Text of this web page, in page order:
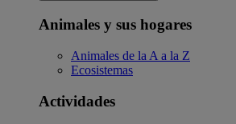
Animales y sus hogares
Animales de la A a la Z
Ecosistemas
Actividades